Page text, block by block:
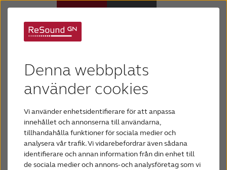
Denna webbplats
använder cookies
Vi använder enhetsidentifierare för att anpassa
innehållet och annonserna till användarna,
tillhandahålla funktioner för sociala medier och
analysera vår trafik. Vi vidarebefordrar även sådana
identifierare och annan information från din enhet till
de sociala medier och annons- och analysföretag som vi
Om nedsatt hörsel
Hjälp
Varför ReSound?
hörselnedsättning
uppstå gradvis eller plötsligt. Vissa typer av
hörselnedsättning kan behandlas medicinskt
medan andra typer inte kan.
Läs mer om olika typer av behandlingar för